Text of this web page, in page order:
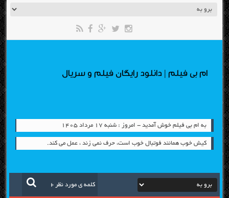
ام بی فیلم | دانلود رایگان فیلم و سریال
به ام بی فیلم خوش آمدید - امروز : شنبه ۱۷ مرداد ۱۴۰۵
کیش خوب همانند فوتبال خوب است، حرف نمی زند ، عمل می کند.